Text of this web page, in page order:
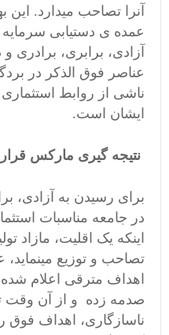
آنرا تصاحب میدارد. این
عمده ی دستیابی
آزادی، برابری، برادری
عناصر فوق الذکر در
ناشی از روابط
ایشان است.
نتیجه گیری مارکس
برای رسیدن به آزادی،
در جامعه مناسبات
اینکه یک اقلیت، مازاد
تصاحب و توزیع
اهداف مترقی اعلام شده
صدمه زده و از آن وقت
ناسازگاری، اهداف